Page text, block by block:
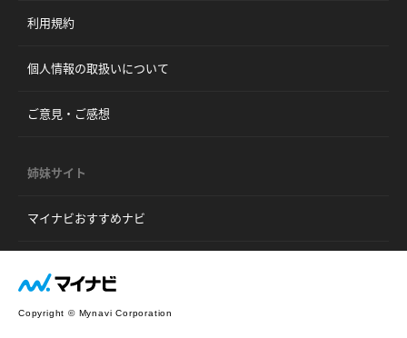
利用規約
個人情報の取扱いについて
ご意見・ご感想
姉妹サイト
マイナビおすすめナビ
Copyright © Mynavi Corporation